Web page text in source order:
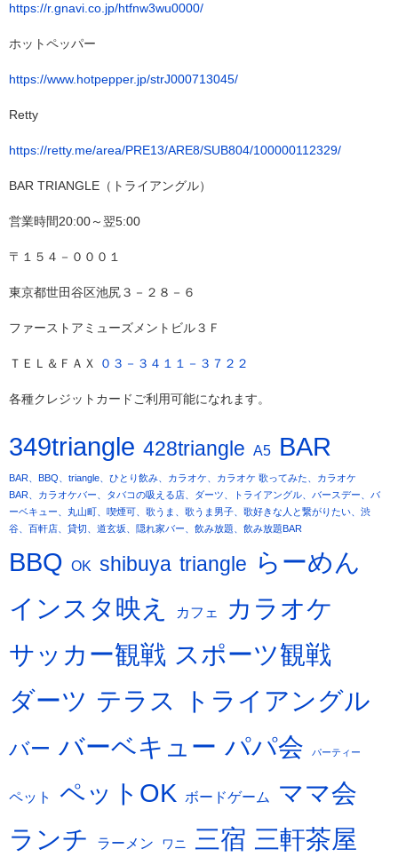
https://r.gnavi.co.jp/htfnw3wu0000/
ホットペッパー
https://www.hotpepper.jp/strJ000713045/
Retty
https://retty.me/area/PRE13/ARE8/SUB804/100000112329/
BAR TRIANGLE（トライアングル）
営業時間20:00～翌5:00
〒１５４－０００１
東京都世田谷区池尻３－２８－６
ファーストアミューズメントビル３Ｆ
ＴＥＬ＆ＦＡＸ ０３－３４１１－３７２２
各種クレジットカードご利用可能になれます。
349triangle 428triangle A5 BAR
BAR、BBQ、triangle、ひとり飲み、カラオケ、カラオケ 歌ってみた、カラオケ
BAR、カラオケバー、タバコの吸える店、ダーツ、トライアングル、バースデー、バ
ーベキュー、丸山町、喫煙可、歌うま、歌うま男子、歌好きな人と繋がりたい、渋
谷、百軒店、貸切、道玄坂、隠れ家バー、飲み放題、飲み放題BAR
BBQ OK shibuya triangle らーめん
インスタ映え
カフェ カラオケ
サッカー観戦 スポーツ観戦
ダーツ テラス トライアングル
バー バーベキュー パパ会 パーティー
ペット ペットOK ボードゲーム
ママ会
ランチ
ラーメン ワニ 三宿 三軒茶屋